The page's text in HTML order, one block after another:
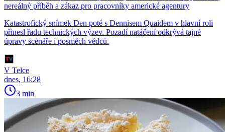
nereálný příběh a zákaz pro pracovníky americké agentury
Katastrofický snímek Den poté s Dennisem Quaidem v hlavní roli
přinesl řadu technických výzev. Pozadí natáčení odkrývá tajné
úpravy scénáře i posměch vědců.
V Telce
dnes, 16:28
3 min